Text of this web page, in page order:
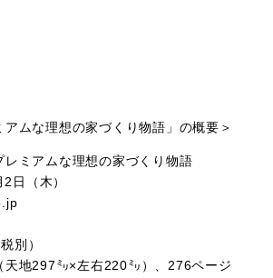
アムな理想の家づくり物語」の概要＞
レミアムな理想の家づくり物語
日（木）
別）
地297㍉×左右220㍉）、276ページ